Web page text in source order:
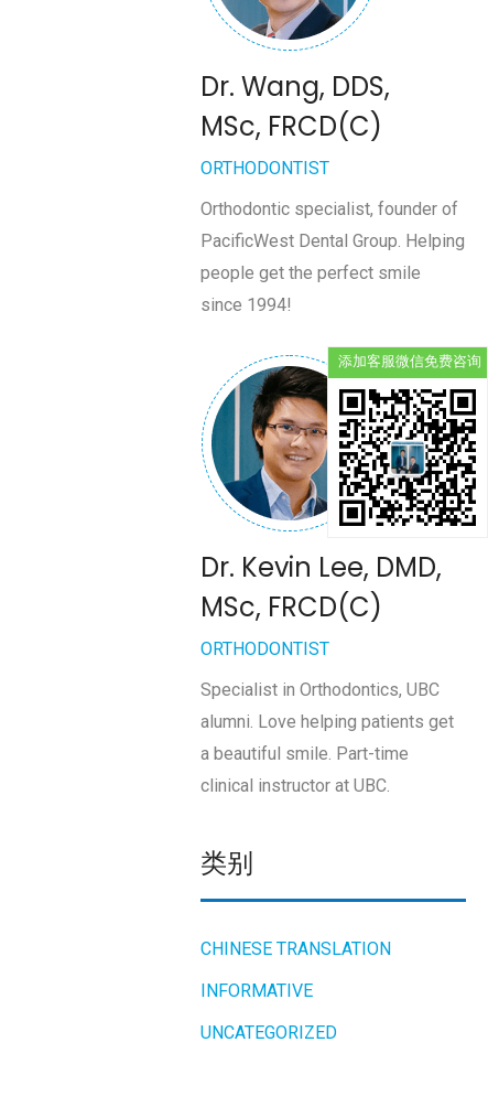
Dr. Wang, DDS,
MSc, FRCD(C)
ORTHODONTIST
Orthodontic specialist, founder of
PacificWest Dental Group. Helping
people get the perfect smile
since 1994!
Dr. Kevin Lee, DMD,
MSc, FRCD(C)
ORTHODONTIST
Specialist in Orthodontics, UBC
alumni. Love helping patients get
a beautiful smile. Part-time
clinical instructor at UBC.
类别
CHINESE TRANSLATION
INFORMATIVE
UNCATEGORIZED
添加客服微信免费咨询